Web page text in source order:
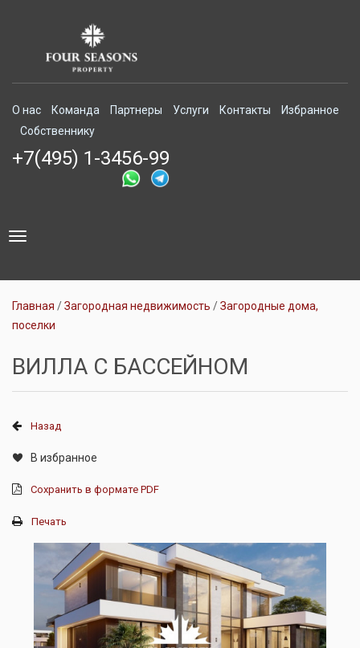
О нас Команда Партнеры Услуги Контакты
Избранное
Собственнику
+7(495) 1-3456-99
Toggle
Главная Загородная недвижимость
Загородные дома,
поселки
ВИЛЛА С БАССЕЙНОМ
Назад
В избранное
Сохранить в формате PDF
Печать